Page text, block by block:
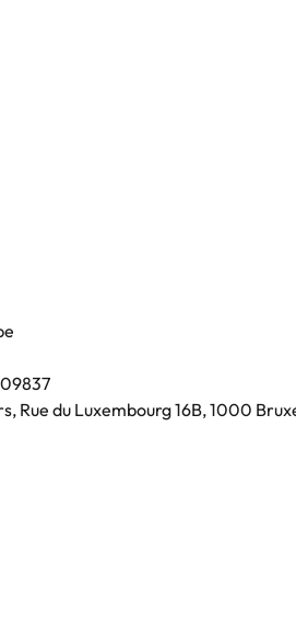
du Luxembourg 16B, 1000